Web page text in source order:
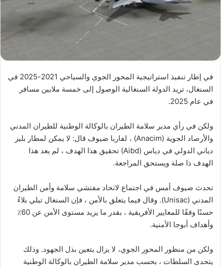
في إطار تنفيذ استراتيجية المحور الجوي والسياحي 2021-2025 في
السنغال، تريد الدولة السنغالية الوصول إلى خمسة ملايين مسافر
في عام 2025.
ولكن في رأي مدير سلامة الطيران بالوكالة الوطنية للطيران المدني
والأرصاد الجوية (Anacim) ، لفاربا ضيوف قال: لا يمكن لمطار بليز
دياني الدولي في دياس (Aibd) تحقيق هذا الهدف ، لم يعد هذا
الهدف ذا صلة ويستحق المراجعة.
تحدث ضيوف أمس في اجتماع لاتحاد مفتشي سلامة وأمن الطيران
المدني (Unisac). وقال فيما يتعلق بالأمن ، فإن السنغال تبلي بلاءً
حسنًا وفقًا للمعايير الأفريقية ، بقدر ما يزيد مستوى الأمن عن 60٪
وأهداف أبوجا الأمنية.
ولكن من منظور المحور الجوي، لا يزال يتعين بذل الجهود. وذلك
يتحدى السلطات ، بحسب مدير سلامة الطيران بالوكالة الوطنية